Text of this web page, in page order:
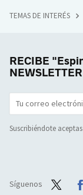
TEMAS DE INTERÉS
RECIBE
Suscribiéndote
Síguenos